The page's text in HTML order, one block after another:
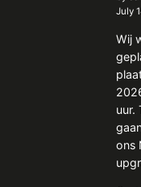
July
Wij
uur.
ons